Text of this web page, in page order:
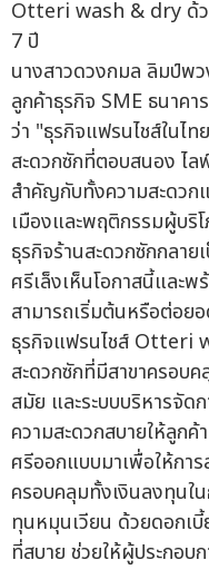
นางสาวดวงกมล ลิมป์พ
ลูกค้าธุรกิจ SME ธนาค
ว่า "ธุรกิจแฟรนไชส์ในไท
สะดวกซักที่ตอบสนอง ไล
สำคัญกับทั้งความสะดวก
เมืองและพฤติกรรมผู้บริ
ธุรกิจร้านสะดวกซักกลา
ศรีเล็งเห็นโอกาสนี้และ
สามารถเริ่มต้นหรือต่อย
ธุรกิจแฟรนไชส์ Otteri
สะดวกซักที่มีสาขาครอบค
สมัย และระบบบริหารจั
ความสะดวกสบายให้ลูก
ศรีออกแบบมาเพื่อให้กา
ครอบคลุมทั้งเงินลงทุนใ
ทุนหมุนเวียน ด้วยดอกเบี้
ที่สบาย ช่วยให้ผู้ประกอบ